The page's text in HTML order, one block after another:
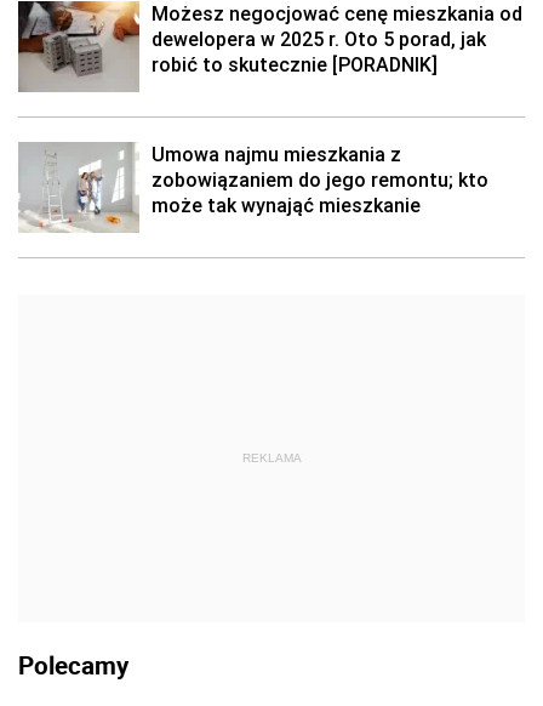
Możesz negocjować cenę mieszkania od
dewelopera w 2025 r. Oto 5 porad, jak
robić to skutecznie [PORADNIK]
Umowa najmu mieszkania z
zobowiązaniem do jego remontu; kto
może tak wynająć mieszkanie
REKLAMA
Polecamy